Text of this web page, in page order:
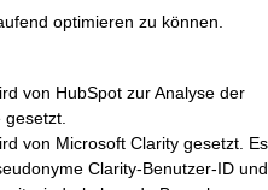
optimieren zu können.
von HubSpot zur Analyse der
von Microsoft Clarity gesetzt. Es
Clarity-Benutzer-ID und